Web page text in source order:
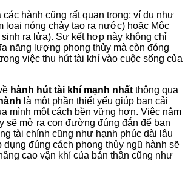
hành cũng rất quan trọng; ví dụ như
loại nóng chảy tạo ra nước) hoặc Mộc
ra lửa). Sự kết hợp này không chỉ
năng lượng phong thủy mà còn đóng
việc thu hút tài khí vào cuộc sống của
hành hút tài khí mạnh nhất thông qua
là một phần thiết yếu giúp bạn cải
mình một cách bền vững hơn. Việc nắm
sẽ mở ra con đường đúng đắn để bạn
tài chính cũng như hạnh phúc dài lâu
đúng cách phong thủy ngũ hành sẽ
cao vận khí của bản thân cũng như